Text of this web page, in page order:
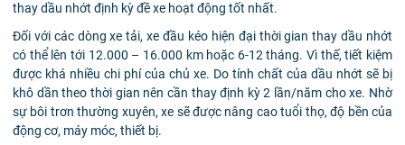
thay dầu nhớt định kỳ đề xe hoạt động tốt nhất.
Đối với các dòng xe tải, xe đầu kéo hiện đại thời gian thay dầu nhớt
có thể lên tới 12.000 – 16.000 km hoặc 6-12 tháng. Vì thế, tiết kiệm
được khá nhiều chi phí của chủ xe. Do tính chất của dầu nhớt sẽ bị
khô dần theo thời gian nên cần thay định kỳ 2 lần/năm cho xe. Nhờ
sự bôi trơn thường xuyên, xe sẽ được nâng cao tuổi thọ, độ bền của
động cơ, máy móc, thiết bị.